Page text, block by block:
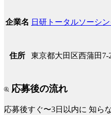
企業名 日研トータルソーシ
住所 東京都大田区西蒲田7-
応募後の流れ
応募後すぐ〜3日以内に 知ら